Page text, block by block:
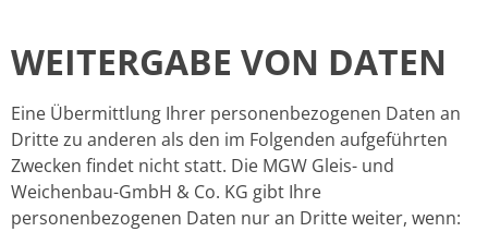
WEITERGABE VON DATEN
Eine Übermittlung Ihrer personenbezogenen Daten an
Dritte zu anderen als den im Folgenden aufgeführten
Zwecken findet nicht statt. Die MGW Gleis- und
Weichenbau-GmbH & Co. KG gibt Ihre
personenbezogenen Daten nur an Dritte weiter, wenn: